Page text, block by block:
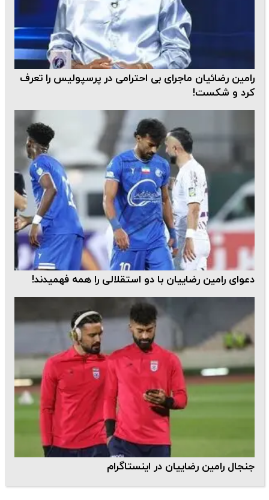
رامین رضائیان ماجرای بی احترامی در پرسپولیس را تعرف
کرد و شکست!
دعوای رامین رضاییان با دو استقلالی را همه فهمیدند!
جنجال رامین رضاییان در اینستاگرام